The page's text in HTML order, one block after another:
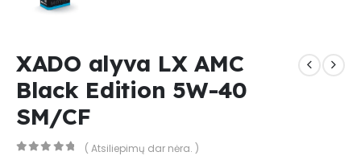
XADO alyva LX AMC
Black Edition 5W-40
SM/CF
( Atsiliepimų dar nėra. )